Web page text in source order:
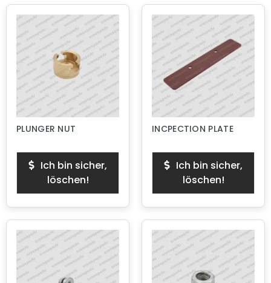
PLUNGER NUT
Ich bin sicher,
löschen!
INCPECTION PLATE
Ich bin sicher,
löschen!